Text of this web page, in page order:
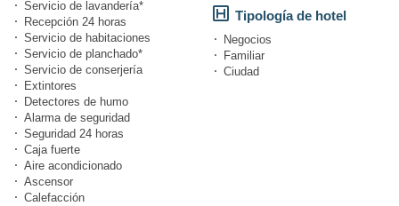
Servicio de lavandería*
Recepción 24 horas
Servicio de habitaciones
Servicio de planchado*
Servicio de conserjería
Extintores
Detectores de humo
Alarma de seguridad
Seguridad 24 horas
Caja fuerte
Aire acondicionado
Ascensor
Calefacción
Tipología de hotel
Negocios
Familiar
Ciudad